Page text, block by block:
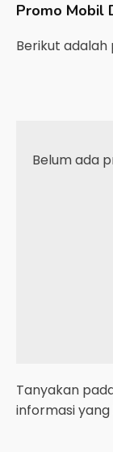
Promo Mobil
Berikut
Belum ada
Tanyakan
informasi